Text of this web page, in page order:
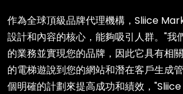
作為全球頂級品牌代理機構，Sliice
設計和內容的核心，能夠吸引人群。"我
的業務並實現您的品牌，因此它具有相
的電梯遊說到您的網站和潛在客戶生成
個明確的計劃來提高成功和績效，